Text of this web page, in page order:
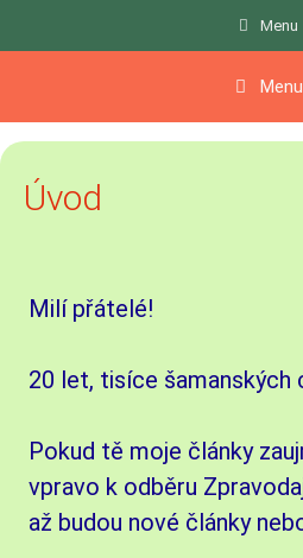
na
Menu
Menu
Úvod
Milí přátelé!
20 let, tisíce šamanských
Pokud tě moje články
vpravo k odběru
až budou nové články